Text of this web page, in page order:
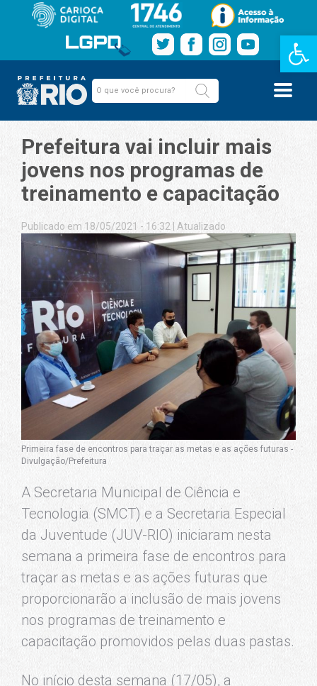
Barra de
Prefeitura vai incluir mais
jovens nos programas de
treinamento e capacitação
Publicado em 18/05/2021 - 16:32 Atualizado
Primeira fase de encontros para traçar as metas e as ações futuras -
Divulgação/Prefeitura
A Secretaria Municipal de Ciência e
Tecnologia (SMCT) e a Secretaria Especial
da Juventude (JUV-RIO) iniciaram nesta
semana a primeira fase de encontros para
traçar as metas e as ações futuras que
proporcionarão a inclusão de mais jovens
nos programas de treinamento e
capacitação promovidos pelas duas pastas.
No início desta semana (17/05), a